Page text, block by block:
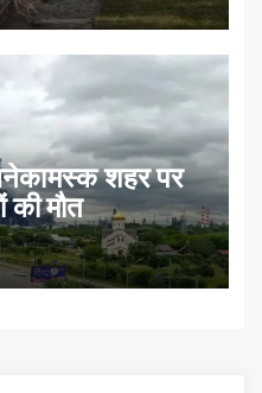
शहर पर
की मौत